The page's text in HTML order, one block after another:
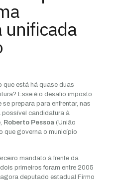
unificada
que está há quase duas
Esse é o desafio imposto
prepara para enfrentar, nas
possível candidatura à
Roberto Pessoa(União
que governa o município
mandato à frente da
primeiros foram entre 2005
deputado estadual Firmo